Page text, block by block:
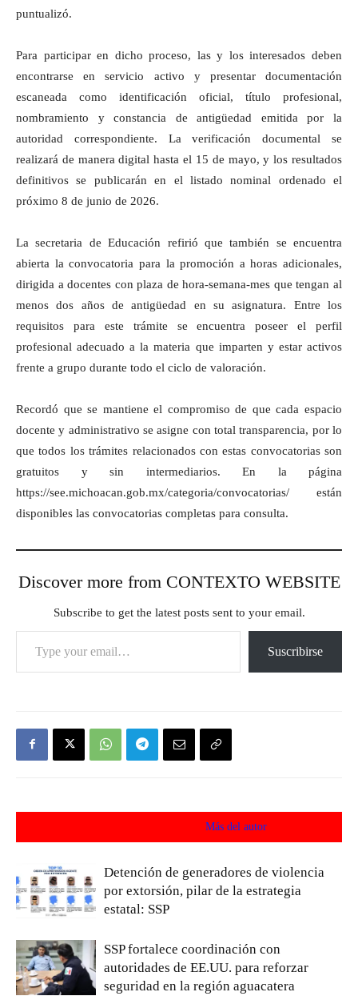
puntualizó.
Para participar en dicho proceso, las y los interesados deben
encontrarse en servicio activo y presentar documentación
escaneada como identificación oficial, título profesional,
nombramiento y constancia de antigüedad emitida por la
autoridad correspondiente. La verificación documental se
realizará de manera digital hasta el 15 de mayo, y los resultados
definitivos se publicarán en el listado nominal ordenado el
próximo 8 de junio de 2026.
La secretaria de Educación refirió que también se encuentra
abierta la convocatoria para la promoción a horas adicionales,
dirigida a docentes con plaza de hora-semana-mes que tengan al
menos dos años de antigüedad en su asignatura. Entre los
requisitos para este trámite se encuentra poseer el perfil
profesional adecuado a la materia que imparten y estar activos
frente a grupo durante todo el ciclo de valoración.
Recordó que se mantiene el compromiso de que cada espacio
docente y administrativo se asigne con total transparencia, por lo
que todos los trámites relacionados con estas convocatorias son
gratuitos y sin intermediarios. En la página
https://see.michoacan.gob.mx/categoria/convocatorias/ están
disponibles las convocatorias completas para consulta.
Discover more from CONTEXTO WEBSITE
Subscribe to get the latest posts sent to your email.
Type your email…
Suscribirse
Más del autor
Detención de generadores de violencia
por extorsión, pilar de la estrategia
estatal: SSP
SSP fortalece coordinación con
autoridades de EE.UU. para reforzar
seguridad en la región aguacatera